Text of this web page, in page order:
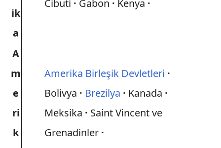
ik
a
Cibuti Gabon Kenya
A
m
e
ri
k
Amerika Birleşik Devletleri
Bolivya
Brezilya
Kanada
Meksika
Saint Vincent ve
Grenadinler